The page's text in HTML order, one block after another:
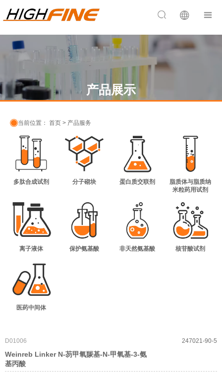
 
产品展示
当前位置： 首页 > 产品服务
多肽合成试剂 分子砌块 蛋白质交联剂
脂质体与脂质纳
米粒药用试剂
离子液体 保护氨基酸 非天然氨基酸 核苷酸试剂
医药中间体
D01006
Weinreb Linker N-芴甲氧羰基-N-甲氧基-3-氨
基丙酸
247021-90-5